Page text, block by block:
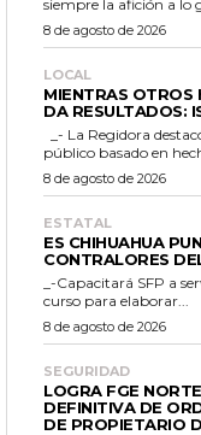
siempre la afición a lo
8 de agosto de 2026
LOCAL
MIENTRAS OTROS
DA RESULTADOS:
público basado en
8 de agosto de 2026
ESTATAL
ES CHIHUAHUA
CONTRALORES
_-Capacitará SFP a
curso para elaborar...
8 de agosto de 2026
SEGURIDAD
LOGRA FGE
DEFINITIVA DE
DE PROPIETARIO